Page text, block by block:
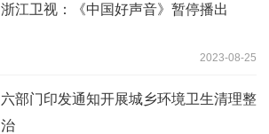
浙江卫视：《中国好声音》暂停播出
2023-08-25
六部门印发通知开展城乡环境卫生清理整
治